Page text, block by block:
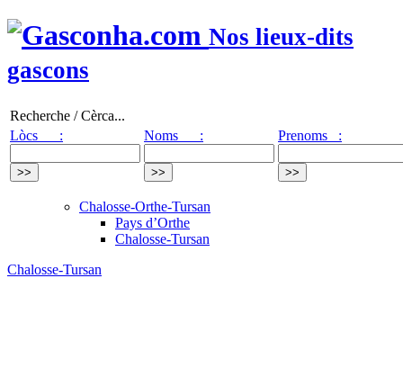
Nos lieux-dits
gascons
Recherche / Cèrca...
Lòcs :
Noms : Prenoms :
Chalosse-Orthe-Tursan
Pays d’Orthe
Chalosse-Tursan
Chalosse-Tursan